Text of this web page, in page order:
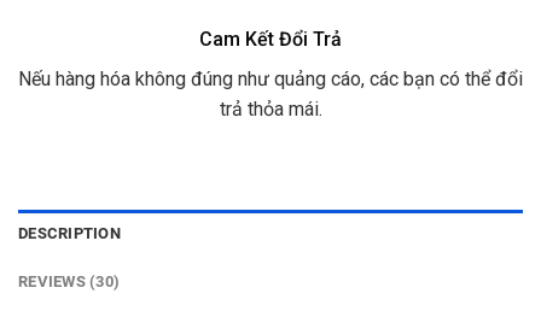
Cam Kết Đổi Trả
Nếu hàng hóa không đúng như quảng cáo, các bạn có thể đổi
trả thỏa mái.
DESCRIPTION
REVIEWS (30)